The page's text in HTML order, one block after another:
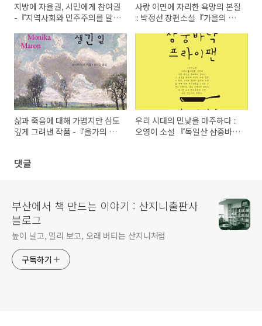
지방에 자율권, 시민에게 참여권
-『지역사회와 민주주의를 말하
사랑 이면에 자리한 욕망의 본질
:: 박정선 장편소설『가을의 유
삶과 죽음에 대해 가볍지만 심도
깊게 그려낸 작품 -『올가의 장
우리 시대의 민낯을 마주하다 ::
오영이 소설 『독일산 삼중바닥
댓글
부산에서 책 만드는 이야기 : 산지니출판사
블로그
높이 날고, 멀리 보고, 오래 버티는 산지니처럼
구독하기